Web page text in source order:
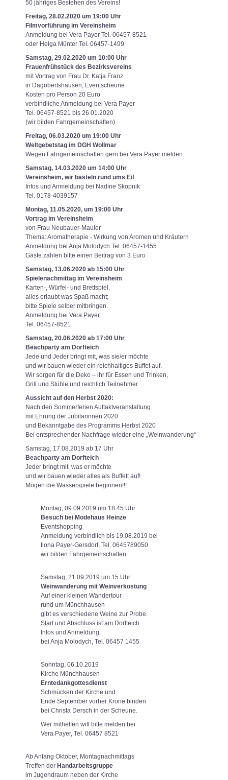
50 jähriges Bestehen des Vereins!
Freitag, 28.02.2020 um 19:00 Uhr
Filmvorführung im Vereinsheim
Anmeldung bei Vera Payer Tel. 06457-8521
oder Helga Münter Tel. 06457-1499
Samstag, 29.02.2020 um 10:00 Uhr
Frauenfrühstück des Bezirksvereins
mit Vortrag von Frau Dr. Katja Franz
in Dagobertshausen, Eventscheune
Kosten pro Person 20 Euro
verbindliche Anmeldung bei Vera Payer
Tel. 06457-8521 bis 26.01.2020
(wir bilden Fahrgemeinschaften)
Freitag, 06.03.2020 um 19:00 Uhr
Weltgebetstag im DGH Wollmar
Wegen Fahrgemeinschaften gern bei Vera Payer melden.
Samstag, 14.03.2020 um 14:00 Uhr
Vereinsheim, wir basteln rund ums Ei!
Infos und Anmeldung bei Nadine Skopnik
Tel. 0178-4039157
Montag, 11.05.2020, um 19:00 Uhr
Vortrag im Vereinsheim
von Frau Neubauer-Mauler
Thema: Aromatherapie - Wirkung von Aromen und Kräutern
Anmeldung bei Anja Molodych Tel. 06457-1455
Gäste zahlen bitte einen Beitrag von 3 Euro
Samstag, 13.06.2020 ab 15:00 Uhr
Spielenachmittag im Vereinsheim
Karten-, Würfel- und Brettspiel,
alles erlaubt was Spaß macht;
bitte Spiele selber mitbringen.
Anmeldung bei Vera Payer
Tel. 06457-8521
Samstag, 20.06.2020 ab 17:00 Uhr
Beachparty am Dorfteich
Jede und Jeder bringt mit, was sie/er möchte
und wir bauen wieder ein reichhaltiges Buffet auf.
Wir sorgen für die Deko – ihr für Essen und Trinken,
Grill und Stühle und reichlich Teilnehmer
Aussicht auf den Herbst 2020:
Nach den Sommerferien Auftaktveranstaltung
mit Ehrung der Jubilarinnen 2020
und Bekanntgabe des Programms Herbst 2020
Bei entsprechender Nachfrage wieder eine „Weinwanderung“
Samstag, 17.08.2019 ab 17 Uhr
Beachparty am Dorfteich
Jeder bringt mit, was er möchte
und wir bauen wieder alles als Buffett auf!
Mögen die Wasserspiele beginnen!!!
Montag, 09.09.2019 um 18:45 Uhr
Besuch bei Modehaus Heinze
Eventshopping
Anmeldung verbindlich bis 19.08.2019 bei
Ilona Payer-Gersdorf, Tel. 0645789050
wir bilden Fahrgemeinschaften
Samstag, 21.09.2019 um 15 Uhr
Weinwanderung mit Weinverkostung
Auf einer kleinen Wandertour
rund um Münchhausen
gibt es verschiedene Weine zur Probe.
Start und Abschluss ist am Dorfteich
Infos und Anmeldung
bei Anja Molodych, Tel. 06457 1455
Sonntag, 06.10.2019
Kirche Münchhausen
Erntedankgottesdienst
Schmücken der Kirche und
Ende September vorher Krone binden
bei Christa Dersch in der Scheune.
Wer mithelfen will bitte melden bei
Vera Payer, Tel. 06457 8521
Ab Anfang Oktober, Montagnachmittags
Treffen der Handarbeitsgruppe
im Jugendraum neben der Kirche